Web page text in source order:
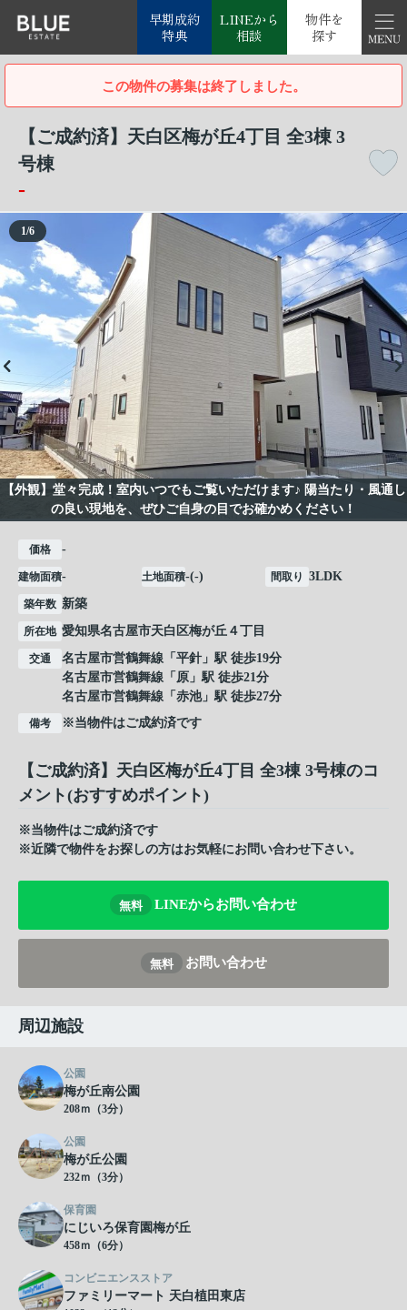
早期成約
特典
LINEから
相談
物件を
探す
この物件の募集は終了しました。
【ご成約済】天白区梅が丘4丁目 全3棟 3
号棟
-
【外観】堂々完成！室内いつでもご覧いただけます♪ 陽当たり・風通し
の良い現地を、ぜひご自身の目でお確かめください！
1/6
価格 -
建物面積- 土地面積-(-) 間取り 3LDK
築年数 新築
所在地 愛知県名古屋市天白区梅が丘 ４丁目
交通 名古屋市営鶴舞線 「平針 」駅 徒歩19分
名古屋市営鶴舞線 「 原 」駅 徒歩21分
名古屋市営鶴舞線 「赤池」駅 徒歩27分
備考 ※当物件はご成約済です
【ご成約済】天白区梅が丘4丁目 全3棟 3号棟のコ
メント(おすすめポイント)
※当物件はご成約済です
※近隣で物件をお探しの方はお気軽にお問い合わせ下さい。
無料 LINEからお問い合わせ
無料 お問い合わせ
周辺施設
公園
梅が丘南公園
208ｍ（3分）
公園
梅が丘公園
232ｍ（3分）
保育園
にじいろ保育園梅が丘
458ｍ（6分）
コンビニエンスストア
ファミリーマート 天白植田東店